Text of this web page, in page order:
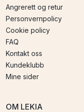
Angrerett og retur
Personvernpolicy
Cookie policy
FAQ
Kontakt oss
Kundeklubb
Mine sider
OM LEKIA